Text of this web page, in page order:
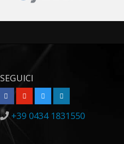
SEGUICI
+39 0434 1831550